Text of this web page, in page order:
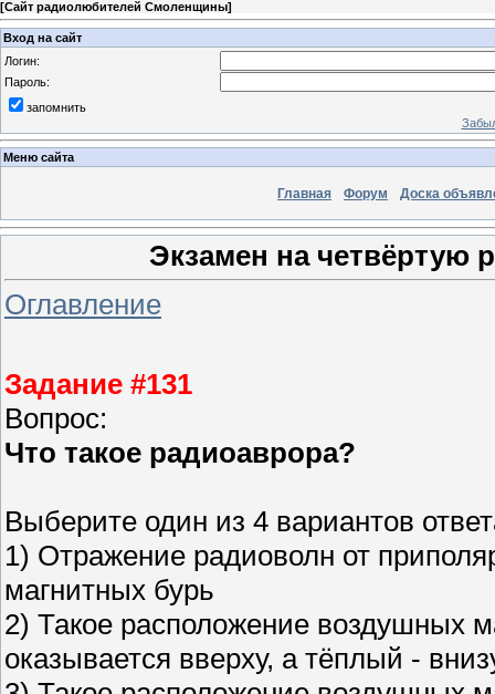
[Сайт радиолюбителей Смоленщины]
Вход на сайт
Логин:
Пароль:
запомнить
Меню сайта
Главная Форум Доска
Экзамен на четвёртую
Оглавление
Задание #131
Вопрос:
Что такое радиоаврора?
Выберите один из 4 вариантов
1) Отражение радиоволн от
магнитных бурь
2) Такое расположение воздушных
оказывается вверху, а тёплый -